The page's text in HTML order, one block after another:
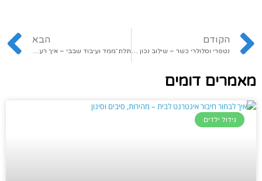
הקודם הבא
מאמרים דומים
גידול ילדים